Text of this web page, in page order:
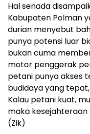
Hal senada
Kabupaten Polman
durian menyebut
punya potensi luar
bukan cuma
motor penggerak
petani punya akses
budidaya yang
Kalau petani kuat,
maka kesejahteraan
(Zik)